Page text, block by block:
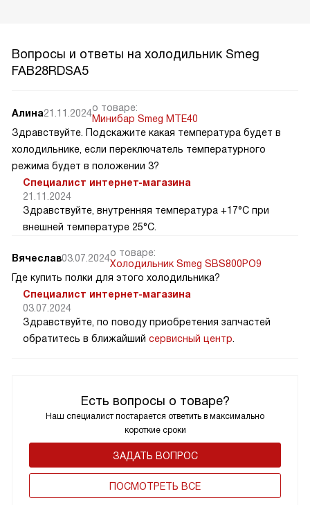
Вопросы и ответы на холодильник Smeg
FAB28RDSA5
Есть вопросы о товаре?
Наш специалист постарается ответить в максимально
короткие сроки
ЗАДАТЬ ВОПРОС
ПОCМОТРЕТЬ ВСЕ
Алина21.11.2024о товаре:
Минибар Smeg MTE40
Здравствуйте. Подскажите какая температура будет в
холодильнике, если переключатель температурного
режима будет в положении 3?
Специалист интернет-магазина
21.11.2024
Здравствуйте, внутренняя температура +17°C при
внешней температуре 25°C.
Вячеслав03.07.2024о товаре:
Холодильник Smeg SBS800PO9
Где купить полки для этого холодильника?
Специалист интернет-магазина
03.07.2024
Здравствуйте, по поводу приобретения запчастей
обратитесь в ближайший сервисный центр